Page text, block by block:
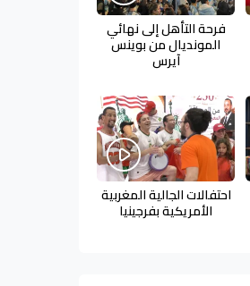
فرحة التأهل إلى نهائي
المونديال من بوينس
آيرس
احتفالات الجالية المغربية
الأمريكية بفرجينيا